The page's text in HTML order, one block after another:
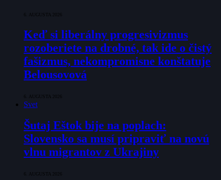
6. AUGUSTA 2026
Keď si liberálny progresivizmus
rozoberiete na drobné, tak ide o čistý
fašizmus, nekompromisne konštatuje
Belousovová
6. AUGUSTA 2026
Svet
Šutaj Eštok bije na poplach:
Slovensko sa musí pripraviť na novú
vlnu migrantov z Ukrajiny
6. AUGUSTA 2026